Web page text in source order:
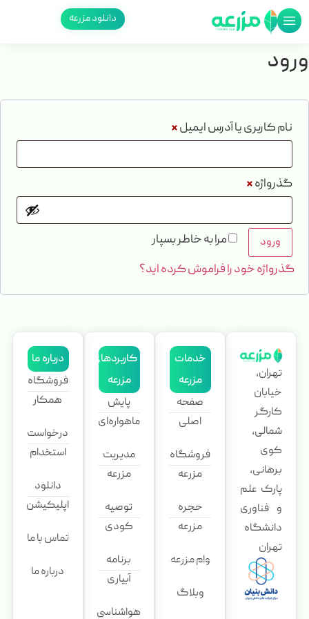
دانلود مزرعه
ورود
نام کاربری یا آدرس ایمیل*
گذرواژه*
مرا به خاطر بسپار ورود
گذرواژه خود را فراموش کرده اید؟
تهران،
خیابان
کارگر
شمالی،
کوی
برهانی،
پارک علم
و فناوری
دانشگاه
تهران
خدمات
مزرعه
صفحه
اصلی
فروشگاه
مزرعه
حجره
مزرعه
وام مزرعه
وبلاگ
کاربردهای
مزرعه
پایش
ماهواره‌ای
مدیریت
مزرعه
توصیه
کودی
برنامه
آبیاری
هواشناسی
درباره ما
فروشگاه
همکار
درخواست
استخدام
دانلود
اپلیکیشن
تماس با ما
درباره ما